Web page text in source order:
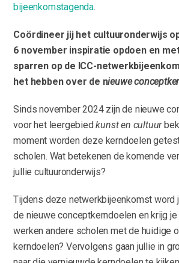
bijeenkomstagenda.
Coördineer jij het cultuuronderwijs
6 november inspiratie opdoen en
sparren op de ICC-
het hebben over de nieuwe
Sinds november 2024 zijn de nieuwe
voor het leergebiedkunst en cultuur
moment worden deze kerndoelen
scholen. Wat betekenen de komende
jullie cultuuronderwijs?
Tijdens deze netwerkbijeenkomst word
de nieuwe conceptkerndoelen en krijg je
werken andere scholen met de huidige
kerndoelen? Vervolgens gaan jullie in